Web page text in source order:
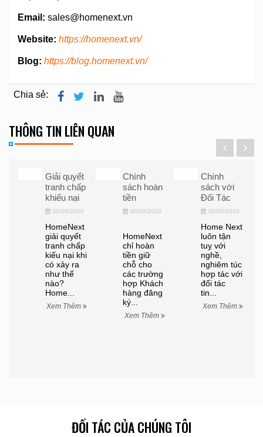
Email: sales@homenext.vn
Website: https://homenext.vn/
Blog: https://blog.homenext.vn/
Chia sẻ:
THÔNG TIN LIÊN QUAN
Giải quyết
tranh chấp
khiếu nại
30/09/2020
HomeNext
giải quyết
tranh chấp
kiếu nại khi
có xảy ra
như thế
nào?
Home...
Xem Thêm
Chính
sách hoàn
tiền
30/09/2020
HomeNext
chỉ hoàn
tiền giữ
chỗ cho
các trường
hợp Khách
hàng đăng
ký...
Xem Thêm
Chính
sách với
Đối Tác
30/09/2020
Home Next
luôn tận
tuỵ với
nghề,
nghiêm túc
hợp tác với
đối tác
tin...
Xem Thêm
ĐỐI TÁC CỦA CHÚNG TÔI